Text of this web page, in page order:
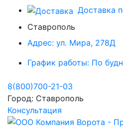
Доставка
Ставрополь
Адрес: ул. Мира, 278Д
График работы: По
8(800)700-21-03
Город: Ставрополь
Консультация